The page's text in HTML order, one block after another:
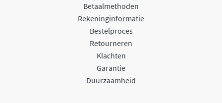
Betaalmethoden
Rekeninginformatie
Bestelproces
Retourneren
Klachten
Garantie
Duurzaamheid